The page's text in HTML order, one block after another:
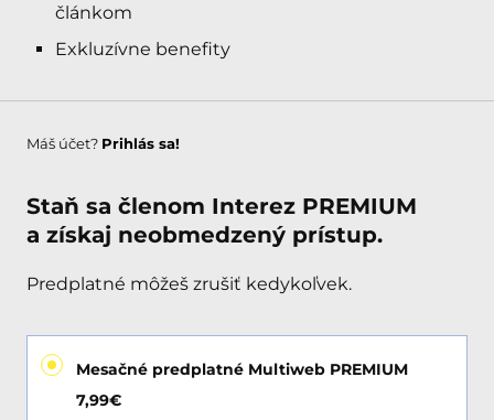
článkom
Exkluzívne benefity
Máš účet? Prihlás sa!
Staň sa členom Interez PREMIUM
a získaj neobmedzený prístup.
Predplatné môžeš zrušiť kedykoľvek.
Mesačné predplatné Multiweb PREMIUM
7,99€